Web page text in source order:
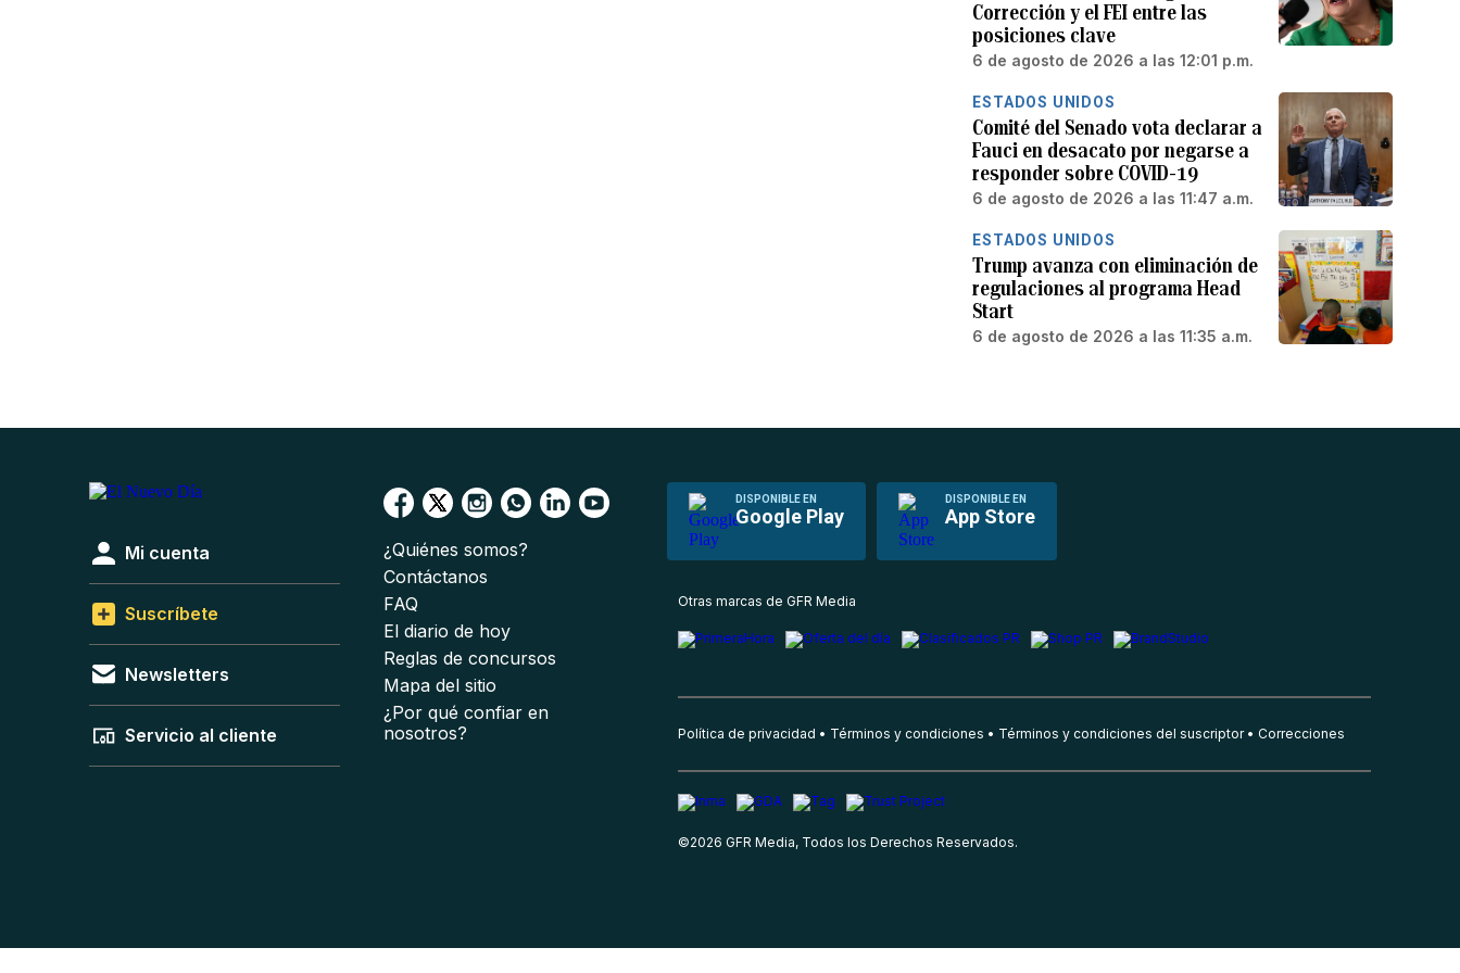
Corrección y el FEI entre las
posiciones clave
6 de agosto de 2026 a las 12:01 p.m.
ESTADOS UNIDOS
Comité del Senado vota declarar a
Fauci en desacato por negarse a
responder sobre COVID-19
6 de agosto de 2026 a las 11:47 a.m.
ESTADOS UNIDOS
Trump avanza con eliminación de
regulaciones al programa Head
Start
6 de agosto de 2026 a las 11:35 a.m.
DISPONIBLE EN
Google Play
DISPONIBLE EN
App Store
Mi cuenta
Suscríbete
Newsletters
Servicio al cliente
¿Quiénes somos?
Contáctanos
FAQ
El diario de hoy
Reglas de concursos
Mapa del sitio
¿Por qué confiar en
nosotros?
Otras marcas de GFR Media
Política de privacidad Términos y condiciones Términos y condiciones del suscriptor Correcciones
©2026 GFR Media, Todos los Derechos Reservados.